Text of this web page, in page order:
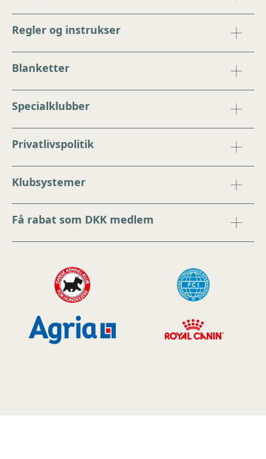
Regler og instrukser
Blanketter
Specialklubber
Privatlivspolitik
Klubsystemer
Få rabat som DKK medlem